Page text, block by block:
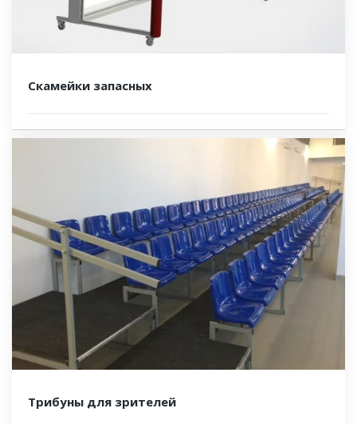
Скамейки запасных
Трибуны для зрителей